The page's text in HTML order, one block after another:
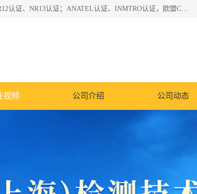
*是一家的测试、评估、检查与认机构，主要从事巴西NR10认证、NR12认证、NR13认证；ANATEL认证、INMTRO认证，欧盟CE认证：MD认证，PED认证，MID认证，ATEX认证，德国蓝色天使认证。
视频 公司介绍 公司动态